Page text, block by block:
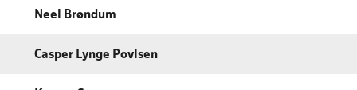
Neel Brøndum
Casper Lynge Povlsen